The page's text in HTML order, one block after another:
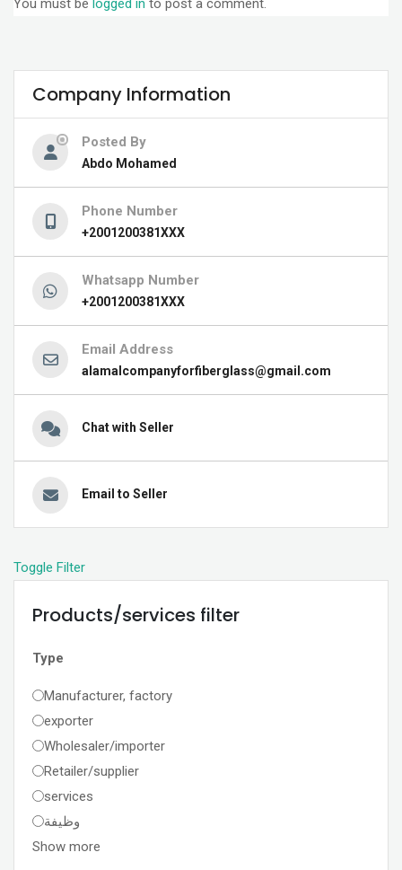
You must be logged in to post a comment.
Company Information
Posted By
Abdo Mohamed
Phone Number
+2001200381XXX
Whatsapp Number
+2001200381XXX
Email Address
alamalcompanyforfiberglass@gmail.com
Chat with Seller
Email to Seller
Toggle Filter
Products/services filter
Type
Manufacturer, factory
exporter
Wholesaler/importer
Retailer/supplier
services
وظيفة
Show more